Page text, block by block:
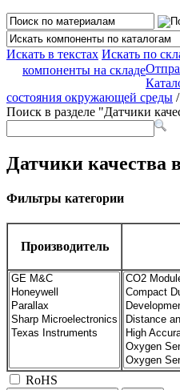
Искать в текстах Искать по
компоненты на складе
состояния окружающей среды
Поиск в разделе "Датчики
Датчики качества
Фильтры категории
Производитель
RoHS